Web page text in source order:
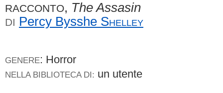
RACCONTO, The Assasin
DI Percy Bysshe Shelley
GENERE: Horror
NELLA BIBLIOTECA DI: un utente